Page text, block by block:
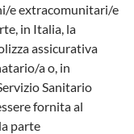
e extracomunitari/e
in Italia, la
assicurativa
a o, in
Sanitario
fornita al
parte